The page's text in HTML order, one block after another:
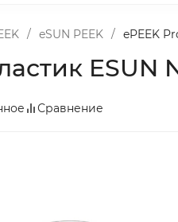
/ eSUN PEEK / ePEEK
ESUN
Сравнение